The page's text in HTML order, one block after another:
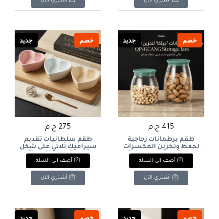
Organization Jar Set.
خصم جديد
415 ج.م
طقم برطمانات زجاجية
لحفظ وتخزين المكسرات
Piece Glass Storage Jar
Set - 2 Liters
أضف الى السلة
أشتري الآن
خصم جديد
275 ج.م
طقم سلطانيات تقديم
سيراميك ثلاثي على شكل
قلب 3-Piece Heart-
Shaped Ceramic Serving
Bowl Set
أضف الى السلة
أشتري الآن